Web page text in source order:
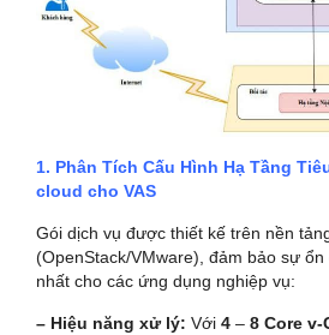
1. Phân Tích Cấu Hình Hạ Tầng
cloud cho VAS
Gói dịch vụ được thiết kế trên nền
(OpenStack/VMware), đảm bảo sự
nhất cho các ứng dụng nghiệp vụ:
– Hiệu năng xử lý: Với 4 – 8 Core v-